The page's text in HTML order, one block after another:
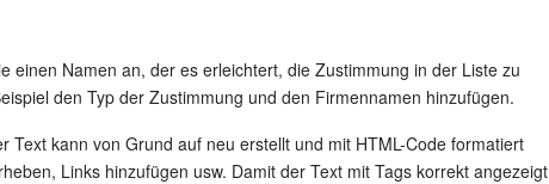
einen Namen an, der es erleichtert, die Zustimmung in der Liste zu
den Typ der Zustimmung und den Firmennamen hinzufügen.
Text kann von Grund auf neu erstellt und mit HTML-Code formatiert
Links hinzufügen usw. Damit der Text mit Tags korrekt angezeigt